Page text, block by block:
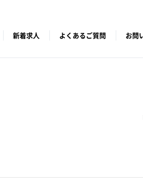
新着求人 よくあるご質問 お問